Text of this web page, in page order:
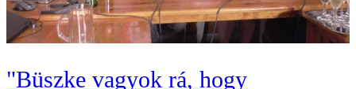
"Büszke vagyok rá, hogy